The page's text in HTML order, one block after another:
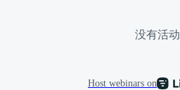
没有活动
Host webinars on